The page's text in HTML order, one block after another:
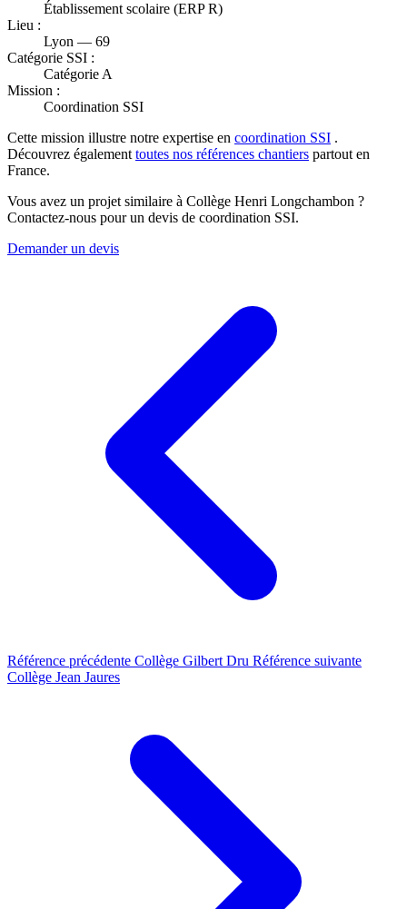
Établissement scolaire (ERP R)
Lieu :
Lyon — 69
Catégorie SSI :
Catégorie A
Mission :
Coordination SSI
Cette mission illustre notre expertise en coordination SSI .
Découvrez également toutes nos références chantiers partout en
France.
Vous avez un projet similaire à Collège Henri Longchambon ?
Contactez-nous pour un devis de coordination SSI.
Demander un devis
Référence précédente Collège Gilbert Dru Référence suivante
Collège Jean Jaures